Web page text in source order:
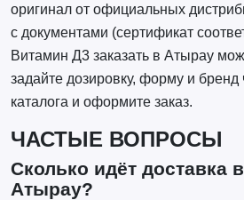
оригинал от официальных
с документами (сертификат
Витамин Д3 заказать в Атырау
задайте дозировку, форму и бренд
каталога и оформите заказ.
ЧАСТЫЕ ВОПРОСЫ
Сколько идёт доставка
Атырау?